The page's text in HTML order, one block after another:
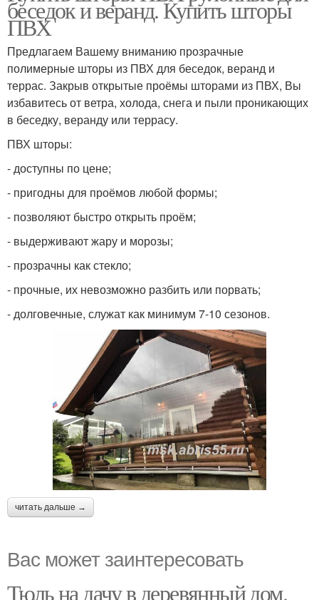
беседок и веранд. Купить шторы
ПВХ
Предлагаем Вашему вниманию прозрачные
полимерные шторы из ПВХ для беседок, веранд и
террас. Закрыв открытые проёмы шторами из ПВХ, Вы
избавитесь от ветра, холода, снега и пыли проникающих
в беседку, веранду или террасу.
ПВХ шторы:
- доступны по цене;
- пригодны для проёмов любой формы;
- позволяют быстро открыть проём;
- выдерживают жару и морозы;
- прозрачны как стекло;
- прочные, их невозможно разбить или порвать;
- долговечные, служат как минимум 7-10 сезонов.
читать дальше →
Вас может заинтересовать
Тюль на дачу в деревянный дом.